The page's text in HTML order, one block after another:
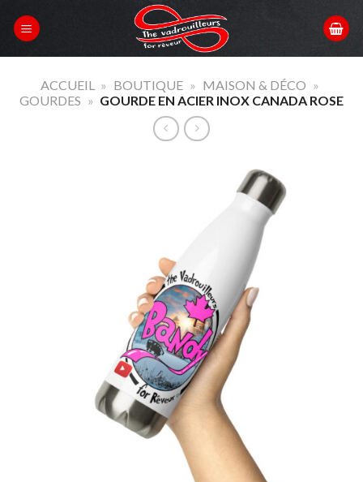
ACCUEIL » BOUTIQUE » MAISON & DÉCO »
GOURDES » GOURDE EN ACIER INOX CANADA ROSE